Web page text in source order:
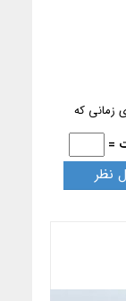
زمانی که